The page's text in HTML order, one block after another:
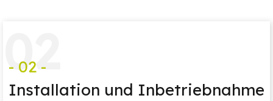
02
- 02 -
Installation und Inbetriebnahme